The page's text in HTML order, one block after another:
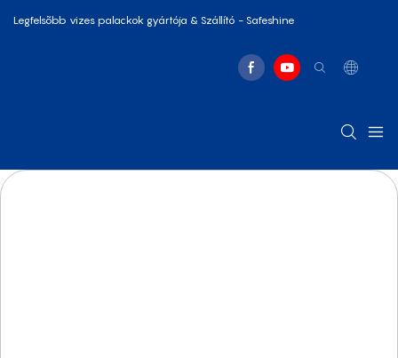
Legfelsõbb vizes palackok gyártója & Szállító - Safeshine